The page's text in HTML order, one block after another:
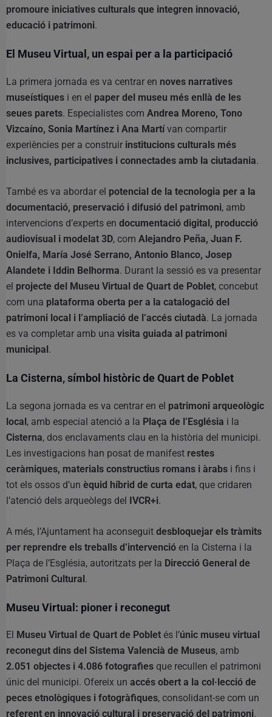
promoure iniciatives culturals que integren innovació,
educació i patrimoni.
El Museu Virtual, un espai per a la participació
La primera jornada es va centrar en noves narratives
museístiques i en el paper del museu més enllà de les
seues parets. Especialistes com Andrea Moreno, Tono
Vizcaíno, Sonia Martínez i Ana Martívan compartir
experiències per a construir institucions culturals més
inclusives, participatives i connectades amb la ciutadania.
També es va abordar el potencial de la tecnologia per a la
documentació, preservació i difusió del patrimoni, amb
intervencions d’experts en documentació digital, producció
audiovisual i modelat 3D, com Alejandro Peña, Juan F.
Onielfa, María José Serrano, Antonio Blanco, Josep
Alandete i Iddin Belhorma. Durant la sessió es va presentar
el projecte del Museu Virtual de Quart de Poblet, concebut
com una plataforma oberta per a la catalogació del
patrimoni local i l’ampliació de l’accés ciutadà. La jornada
es va completar amb una visita guiada al patrimoni
municipal.
La Cisterna, símbol històric de Quart de Poblet
La segona jornada es va centrar en el patrimoni arqueològic
local, amb especial atenció a la Plaça de l’Església i la
Cisterna, dos enclavaments clau en la història del municipi.
Les investigacions han posat de manifest restes
ceràmiques, materials constructius romans i àrabs i fins i
tot els ossos d’un èquid híbrid de curta edat, que cridaren
l’atenció dels arqueòlegs del IVCR+i.
A més, l’Ajuntament ha aconseguit desbloquejar els tràmits
per reprendre els treballs d’intervenció en la Cisterna i la
Plaça de l’Església, autoritzats per la Direcció General de
Patrimoni Cultural.
Museu Virtual: pioner i reconegut
El Museu Virtual de Quart de Poblet és l’únic museu virtual
reconegut dins del Sistema Valencià de Museus, amb
2.051 objectes i 4.086 fotografies que recullen el patrimoni
únic del municipi. Ofereix un accés obert a la col·lecció de
peces etnològiques i fotogràfiques, consolidant-se com un
referent en innovació cultural i preservació del patrimoni.